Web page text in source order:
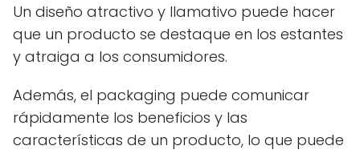
Un diseño atractivo y llamativo puede hacer
que un producto se destaque en los estantes
y atraiga a los consumidores.
Además, el packaging puede comunicar
rápidamente los beneficios y las
características de un producto, lo que puede